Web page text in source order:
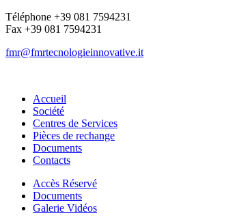
Téléphone +39 081 7594231
Fax +39 081 7594231
fmr@fmrtecnologieinnovative.it
Accueil
Société
Centres de Services
Pièces de rechange
Documents
Contacts
Accès Réservé
Documents
Galerie Vidéos